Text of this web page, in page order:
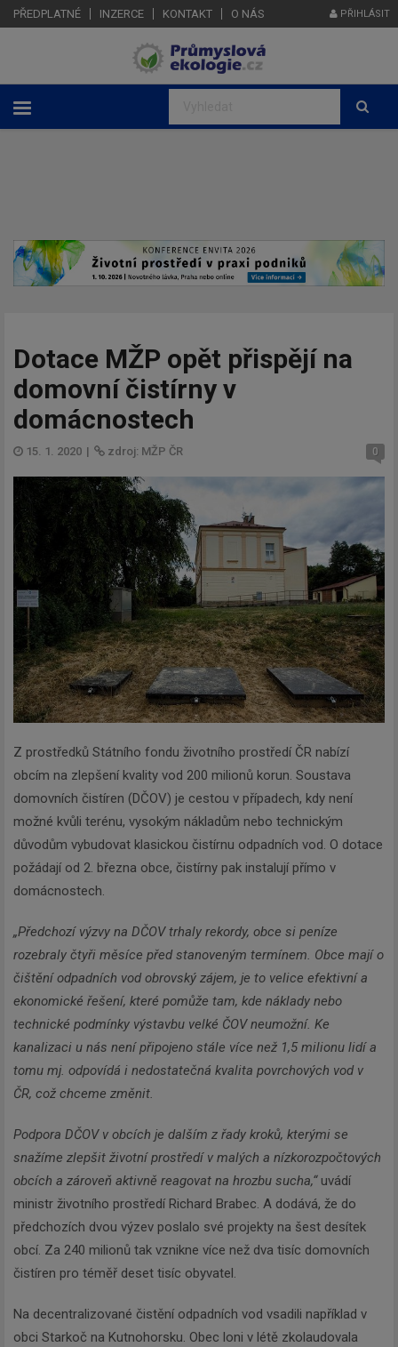
PŘEDPLATNÉ INZERCE KONTAKT O NÁS PŘIHLÁSIT
Dotace MŽP opět přispějí na
domovní čistírny v
domácnostech
15. 1. 2020 | zdroj: MŽP ČR 0
Z prostředků Státního fondu životního prostředí ČR nabízí
obcím na zlepšení kvality vod 200 milionů korun. Soustava
domovních čistíren (DČOV) je cestou v případech, kdy není
možné kvůli terénu, vysokým nákladům nebo technickým
důvodům vybudovat klasickou čistírnu odpadních vod. O dotace
požádají od 2. března obce, čistírny pak instalují přímo v
domácnostech.
„Předchozí výzvy na DČOV trhaly rekordy, obce si peníze
rozebraly čtyři měsíce před stanoveným termínem. Obce mají o
čištění odpadních vod obrovský zájem, je to velice efektivní a
ekonomické řešení, které pomůže tam, kde náklady nebo
technické podmínky výstavbu velké ČOV neumožní. Ke
kanalizaci u nás není připojeno stále více než 1,5 milionu lidí a
tomu mj. odpovídá i nedostatečná kvalita povrchových vod v
ČR, což chceme změnit.
Podpora DČOV v obcích je dalším z řady kroků, kterými se
snažíme zlepšit životní prostředí v malých a nízkorozpočtových
obcích a zároveň aktivně reagovat na hrozbu sucha,“uvádí
ministr životního prostředí Richard Brabec. A dodává, že do
předchozích dvou výzev poslalo své projekty na šest desítek
obcí. Za 240 milionů tak vznikne více než dva tisíc domovních
čistíren pro téměř deset tisíc obyvatel.
Na decentralizované čistění odpadních vod vsadili například v
obci Starkoč na Kutnohorsku. Obec loni v létě zkolaudovala